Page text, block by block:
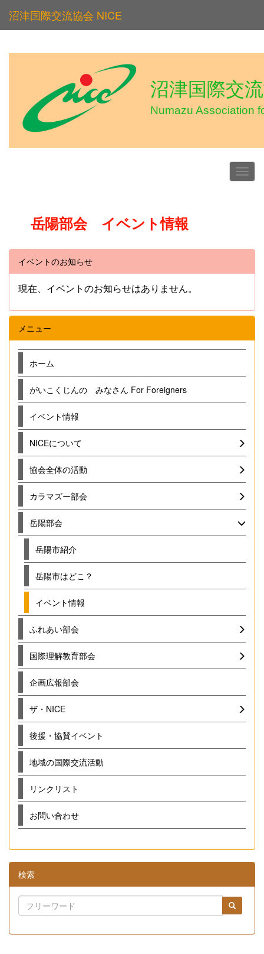
沼津国際交流協会 NICE
沼津国際交
Numazu Association
岳陽部会 イベント情報
イベントのお知らせ
現在、イベントのお知らせはありません。
メニュー
ホーム
がいこくじんの みなさん For Foreigners
イベント情報
NICEについて
協会全体の活動
カラマズー部会
岳陽部会
岳陽市紹介
岳陽市はどこ？
イベント情報
ふれあい部会
国際理解教育部会
企画広報部会
ザ・NICE
後援・協賛イベント
地域の国際交流活動
リンクリスト
お問い合わせ
検索